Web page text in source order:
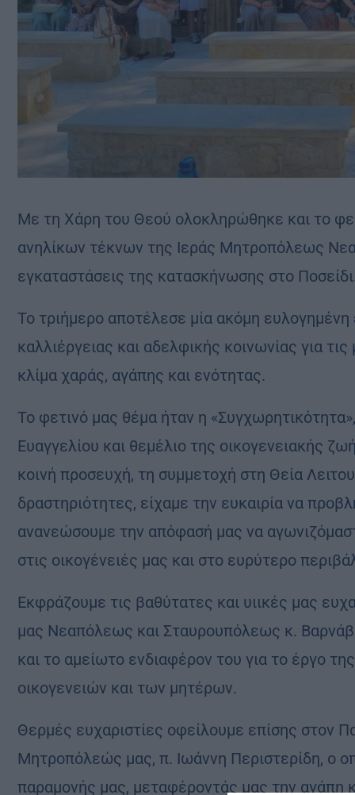
Με τη Χάρη του Θεού ολοκληρώθηκε και το
ανηλίκων τέκνων της Ιεράς Μητροπόλεως
εγκαταστάσεις της κατασκήνωσης στο
Το τριήμερο αποτέλεσε μία ακόμη
καλλιέργειας και αδελφικής κοινωνίας για
κλίμα χαράς, αγάπης και ενότητας.
Το φετινό μας θέμα ήταν η
Ευαγγελίου και θεμέλιο της οικογενειακής
κοινή προσευχή, τη συμμετοχή στη Θεία
δραστηριότητες, είχαμε την ευκαιρία να
ανανεώσουμε την απόφασή μας να
στις οικογένειές μας και στο ευρύτερο
Εκφράζουμε τις βαθύτατες και υιικές μας
μας Νεαπόλεως και Σταυρουπόλεως κ.
και το αμείωτο ενδιαφέρον του για το έργο
οικογενειών και των μητέρων.
Θερμές ευχαριστίες οφείλουμε επίσης στον
Μητροπόλεώς μας, π. Ιωάννη Περιστερίδη, ο
παραμονής μας, μεταφέροντάς μας την αγάπη